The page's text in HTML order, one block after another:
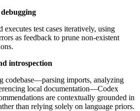
executes test cases iteratively, using
as feedback to prune non-existent
introspection
codebase—parsing imports, analyzing
local documentation—Codex
are contextually grounded in
than relying solely on language priors.